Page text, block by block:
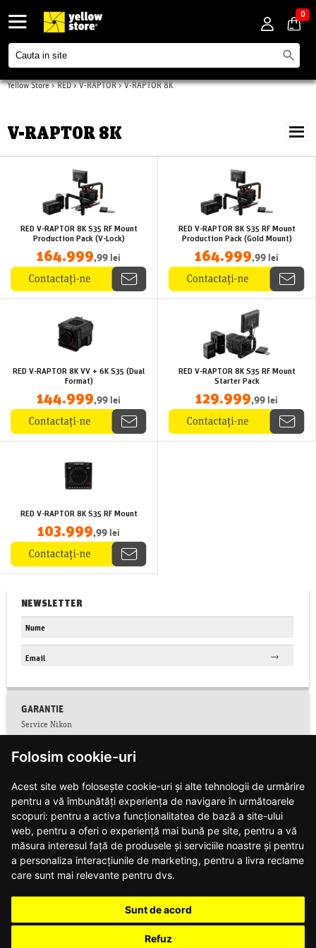
Folosim cookie-uri
Acest site web folosește cookie-uri și alte tehnologii de urmărire
pentru a vă îmbunătăți experiența de navigare în următoarele
scopuri: pentru a activa funcționalitatea de bază a site-ului
web, pentru a oferi o experiență mai bună pe site, pentru a vă
măsura interesul față de produsele și serviciile noastre și pentru
a personaliza interacțiunile de marketing, pentru a livra reclame
care sunt mai relevante pentru dvs.
Sunt de acord
Refuz
0
Yellow Store>RED>V-RAPTOR>V-RAPTOR 8K
V-RAPTOR 8K
RED V-RAPTOR 8K S35 RF Mount
Production Pack (V-Lock)
164.999,99 lei
RED V-RAPTOR 8K S35 RF Mount
Production Pack (Gold Mount)
164.999,99 lei
RED V-RAPTOR 8K VV + 6K S35 (Dual
Format)
144.999,99 lei
RED V-RAPTOR 8K S35 RF Mount
Starter Pack
129.999,99 lei
RED V-RAPTOR 8K S35 RF Mount
103.999,99 lei
NEWSLETTER
GARANTIE
Service Nikon
Conditii service Nikon
Facebook
Conditii de garantie
Contact
Informatii siguranta produse
Modalitati de plata si livrare
Notificari web push
Politica de confidentialitate
Politica de utilizare cookie-uri
Regulament campanie Nikon
Regulament campanie Nikon Z8
Regulament campanie obiective Z
Retur produse (dreptul de retragere)